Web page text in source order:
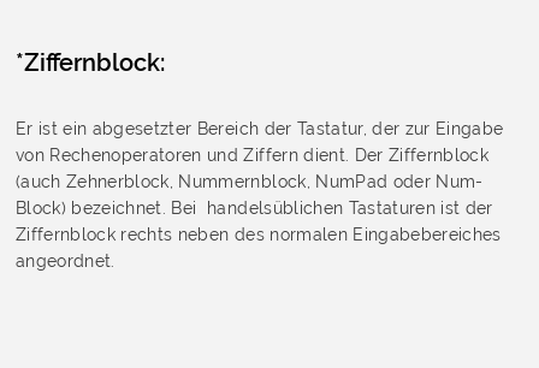
*Ziffernblock:
Er ist ein abgesetzter Bereich der Tastatur, der zur Eingabe
von Rechenoperatoren und Ziffern dient. Der Ziffernblock
(auch Zehnerblock, Nummernblock, NumPad oder Num-
Block) bezeichnet. Bei handelsüblichen Tastaturen ist der
Ziffernblock rechts neben des normalen Eingabebereiches
angeordnet.